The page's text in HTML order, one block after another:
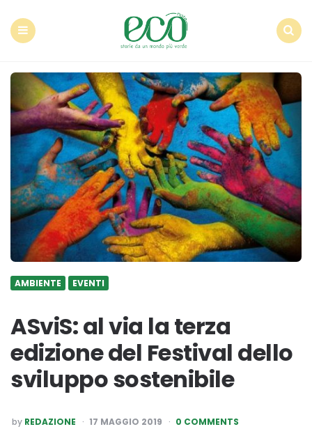
AMBIENTE EVENTI
ASviS: al via la terza
edizione del Festival dello
sviluppo sostenibile
POSTED
by REDAZIONE 17 MAGGIO 2019 0 COMMENTS